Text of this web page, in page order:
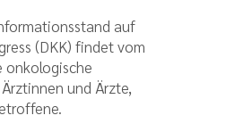
auf
(DKK) findet vom
onkologische
und Ärzte,